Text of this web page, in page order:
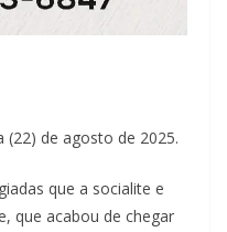
(22) de agosto de 2025.
que a socialite e
que acabou de chegar